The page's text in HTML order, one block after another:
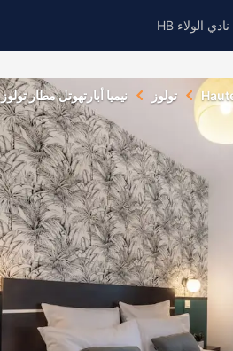
نادي الولاء HB
تولوز نيميا أبارتهوتل مطار تولوز